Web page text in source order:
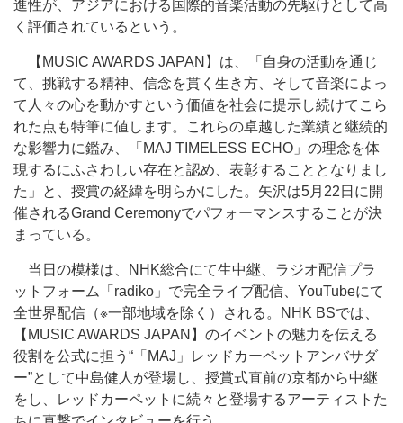
進性が、アジアにおける国際的音楽活動の先駆けとして高
く評価されているという。
【MUSIC AWARDS JAPAN】は、「自身の活動を通じ
て、挑戦する精神、信念を貫く生き方、そして音楽によっ
て人々の心を動かすという価値を社会に提示し続けてこら
れた点も特筆に値します。これらの卓越した業績と継続的
な影響力に鑑み、「MAJ TIMELESS ECHO」の理念を体
現するにふさわしい存在と認め、表彰することとなりまし
た」と、授賞の経緯を明らかにした。矢沢は5月22日に開
催されるGrand Ceremonyでパフォーマンスすることが決
まっている。
当日の模様は、NHK総合にて生中継、ラジオ配信プラ
ットフォーム「radiko」で完全ライブ配信、YouTubeにて
全世界配信（※一部地域を除く）される。NHK BSでは、
【MUSIC AWARDS JAPAN】のイベントの魅力を伝える
役割を公式に担う“「MAJ」レッドカーペットアンバサダ
ー”として中島健人が登場し、授賞式直前の京都から中継
をし、レッドカーペットに続々と登場するアーティストた